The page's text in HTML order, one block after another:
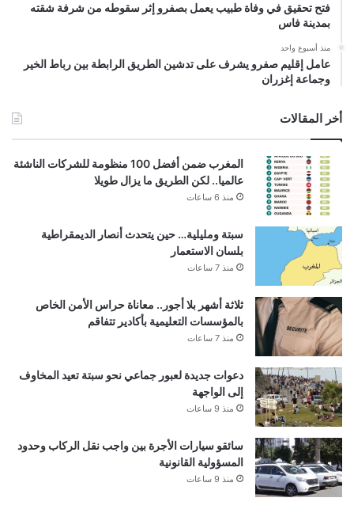
فتح تحقيق في وفاة طبيب يعمل بصفرو إثر سقوطه من شرفة شقته
بمدينة فاس
منذ أسبوع واحد
عامل إقليم صفرو يشرف على تدشين الطريق الرابطة بين رباط الخير
وجماعة إغزران
أخر المقالات
المغرب ضمن أفضل 100 منظومة للشركات الناشئة
عالميا.. لكن الطريق ما يزال طويلا
منذ 6 ساعات
سبتة ومليلية… حين يتحدث أنصار الديمقراطية
بلسان الاستعمار
منذ 7 ساعات
ثلاثة أشهر بلا أجور.. معاناة حراس الأمن الخاص
بالمؤسسات التعليمية بأكادير تتفاقم
منذ 7 ساعات
دعوات جديدة لعبور جماعي نحو سبتة تعيد المخاوف
إلى الواجهة
منذ 9 ساعات
سائقو سيارات الأجرة بين واجب نقل الركاب وحدود
المسؤولية القانونية
منذ 9 ساعات